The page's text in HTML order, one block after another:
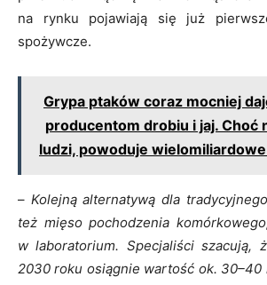
na rynku pojawiają się już
spożywcze.
Grypa ptaków coraz mocniej
producentom drobiu i jaj. Choć
ludzi, powoduje
– Kolejną alternatywą dla
też mięso pochodzenia
w laboratorium. Specjaliści
2030 roku osiągnie wartość ok. 30–40